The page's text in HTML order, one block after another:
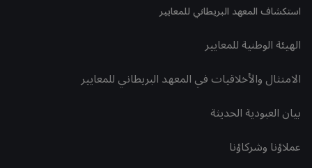
استكشاف المعهد البريطاني للمعايير
الهيئة الوطنية للمعايير
الامتثال والأخلاقيات في المعهد البريطاني للمعايير
بيان العبودية الحديثة
عملاؤنا وشركاؤنا